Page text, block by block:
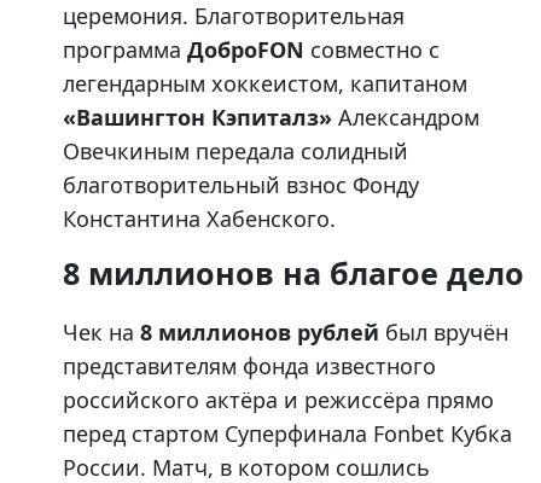
церемония. Благотворительная
программа ДоброFON совместно с
легендарным хоккеистом, капитаном
«Вашингтон Кэпиталз» Александром
Овечкиным передала солидный
благотворительный взнос Фонду
Константина Хабенского.
8 миллионов на благое дело
Чек на 8 миллионов рублей был вручён
представителям фонда известного
российского актёра и режиссёра прямо
перед стартом Суперфинала Fonbet Кубка
России. Матч, в котором сошлись